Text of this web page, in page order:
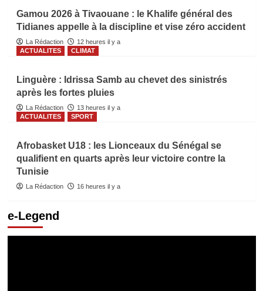
Gamou 2026 à Tivaouane : le Khalife général des
Tidianes appelle à la discipline et vise zéro accident
La Rédaction
12 heures il y a
ACTUALITES
CLIMAT
Linguère : Idrissa Samb au chevet des sinistrés
après les fortes pluies
La Rédaction
13 heures il y a
ACTUALITES
SPORT
Afrobasket U18 : les Lionceaux du Sénégal se
qualifient en quarts après leur victoire contre la
Tunisie
La Rédaction 16 heures il y a
e-Legend